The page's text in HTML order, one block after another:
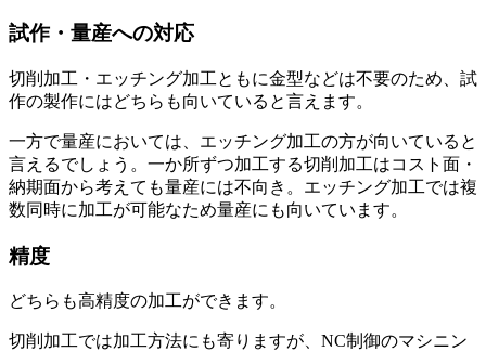
試作・量産への対応
切削加工・エッチング加工ともに金型などは不要のため、試
作の製作にはどちらも向いている と言えます。
一方で量産においては、エッチング加工の方が向いていると
言えるでしょう。 一か所ずつ加工する切削加工はコスト面・
納期面から考えても量産には不向き 。 エッチング加工では複
数同時に加工が可能なため量産にも向いています。
精度
どちらも高精度の加工ができます。
切削加工では加工方法にも寄りますが、 NC制御のマシニン